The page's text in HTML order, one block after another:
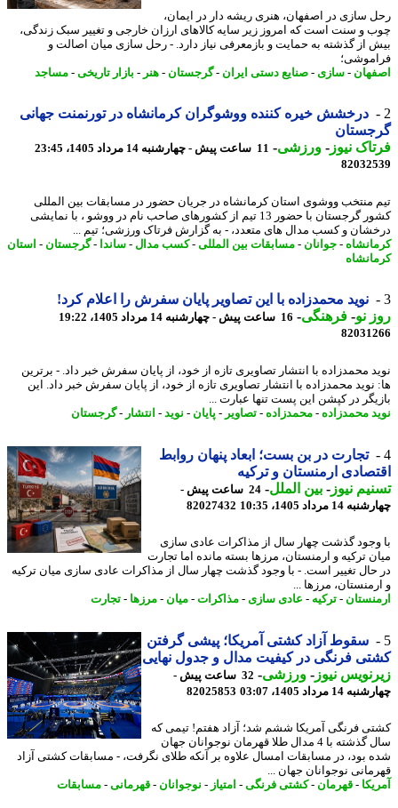
سازی در اصفهان، هنری ریشه دار در ایمان،
و سنت است که امروز زیر سایه کالاهای ارزان خارجی و تغییر سبک زندگی،
از گذشته به حمایت و بازمعرفی نیاز دارد. - رحل سازی میان اصالت و
-سازی- صنایع دستی ایران - گرجستان-هنر-بازار تاریخی -مساجد
درخشش خیره کننده ووشوگران کرمانشاه در تورنمنت جهانی
نیوز-ورزشی-11 ساعت پیش - چهارشنبه 14 مرداد 1405، 23:45
منتخب ووشوی استان کرمانشاه در جریان حضور در مسابقات بین المللی
کشور گرجستان با حضور 13 تیم از کشورهای صاحب نام در ووشو ، با نمایشی
و کسب مدال های متعدد، - به گزارش فرتاک ورزشی؛ تیم ...
-جوانان-مسابقات بین المللی-کسب مدال-ساندا-گرجستان-استان
نوید محمدزاده با این تصاویر پایان سفرش را اعلام کرد!
نو- فرهنگی-16 ساعت پیش - چهارشنبه 14 مرداد 1405، 19:22
محمدزاده با انتشار تصاویری تازه از خود، از پایان سفرش خبر داد. - برترین
نوید محمدزاده با انتشار تصاویری تازه از خود، از پایان سفرش خبر داد. این
در کپشن این پست تنها عبارت ...
محمدزاده- محمدزاده- تصاویر-پایان-نوید -انتشار-گرجستان
تجارت در بن بست؛ ابعاد پنهان روابط
ارمنستان و ترکیه
نیوز-بین الملل-
24 ساعت پیش -
مرداد 1405، 10:35
82027432
گذشت چهار سال از مذاکرات عادی سازی
ترکیه و ارمنستان، مرزها بسته مانده اما تجارت
تغییر است. - با وجود گذشت چهار سال از مذاکرات عادی سازی میان ترکیه
مرزها ...
-ترکیه-عادی سازی- مذاکرات- میان-مرزها- تجارت
سقوط آزاد کشتی آمریکا؛ پیشی گرفتن
فرنگی در کیفیت مدال و جدول نهایی
نیوز-ورزشی-
32 ساعت پیش -
مرداد 1405، 03:07
82025853
فرنگی آمریکا ششم شد؛ آزاد هفتم! تیمی که
سال گذشته با 4 مدال طلا قهرمان نوجوانان جهان
بود، در مسابقات امسال علاوه بر آنکه طلای نگرفت، - مسابقات کشتی آزاد
نوجوانان جهان ...
- قهرمان -کشتی فرنگی -امتیاز-نوجوانان-قهرمانی-مسابقات